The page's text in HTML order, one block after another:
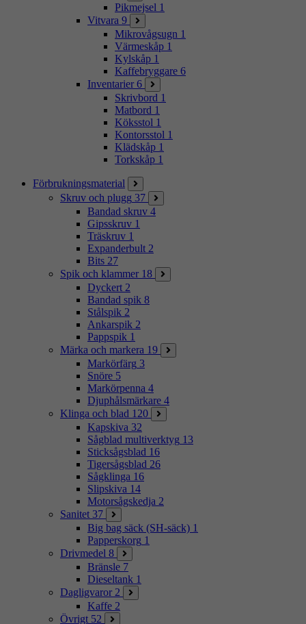
Pikmejsel 1
Vitvara 9
Mikrovågsugn 1
Värmeskåp 1
Kylskåp 1
Kaffebryggare 6
Inventarier 6
Skrivbord 1
Matbord 1
Köksstol 1
Kontorsstol 1
Klädskåp 1
Torkskåp 1
Förbrukningsmaterial
Skruv och plugg 37
Bandad skruv 4
Gipsskruv 1
Träskruv 1
Expanderbult 2
Bits 27
Spik och klammer 18
Dyckert 2
Bandad spik 8
Stålspik 2
Ankarspik 2
Pappspik 1
Märka och markera 19
Markörfärg 3
Snöre 5
Markörpenna 4
Djuphålsmärkare 4
Klinga och blad 120
Kapskiva 32
Sågblad multiverktyg 13
Sticksågsblad 16
Tigersågsblad 26
Sågklinga 16
Slipskiva 14
Motorsågskedja 2
Sanitet 37
Big bag säck (SH-säck) 1
Papperskorg 1
Drivmedel 8
Bränsle 7
Dieseltank 1
Dagligvaror 2
Kaffe 2
Övrigt 52